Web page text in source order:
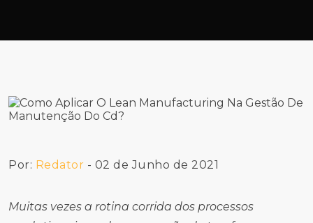
Por: Redator - 02 de Junho de 2021
Muitas vezes a rotina corrida dos processos